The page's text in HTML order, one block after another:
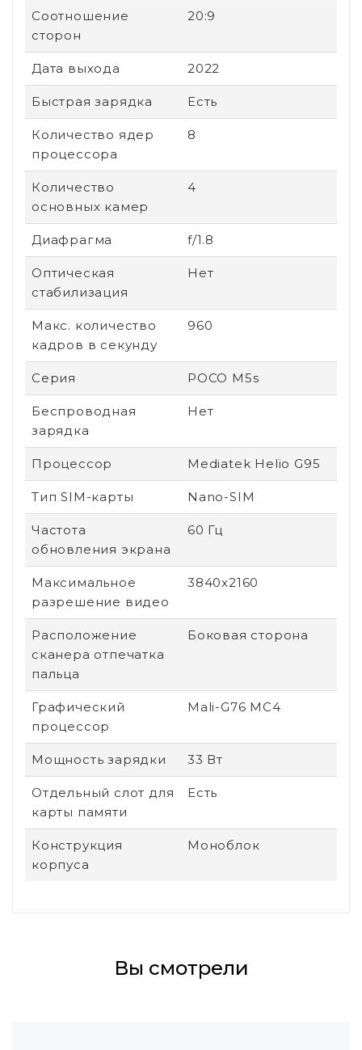
Соотношение
сторон
20:9
Дата выхода 2022
Быстрая зарядка Есть
Количество ядер
процессора
8
Количество
основных камер
4
Диафрагма f/1.8
Оптическая
стабилизация
Нет
Макс. количество
кадров в секунду
960
Серия POCO M5s
Беспроводная
зарядка
Нет
Процессор Mediatek Helio G95
Тип SIM-карты Nano-SIM
Частота
обновления экрана
60 Гц
Максимальное
разрешение видео
3840x2160
Расположение
сканера отпечатка
пальца
Боковая сторона
Графический
процессор
Mali-G76 MC4
Мощность зарядки 33 Вт
Отдельный слот для
карты памяти
Есть
Конструкция
корпуса
Моноблок
Вы смотрели